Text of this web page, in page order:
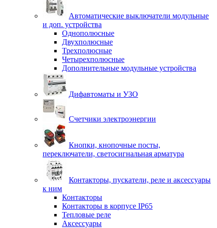
Автоматические выключатели модульные
и доп. устройства
Однополюсные
Двухполюсные
Трехполюсные
Четырехполюсные
Дополнительные модульные устройства
Дифавтоматы и УЗО
Счетчики электроэнергии
Кнопки, кнопочные посты,
переключатели, светосигнальная арматура
Контакторы, пускатели, реле и аксессуары
к ним
Контакторы
Контакторы в корпусе IP65
Тепловые реле
Аксессуары